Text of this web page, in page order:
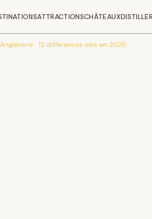
ATTRACTIONSCHÂTEAUX
: 12 différences clés en 2026